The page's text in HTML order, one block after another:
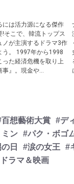
には活力源になる傑作
!そこで、韓流トップス
ノが主演するドラマ3作
う。 1997年から1998
った経済危機を取り上
事』。現金や...
百想藝術大賞 #デ
ン #パク・ボゴ
日 #涙の女王 #
ラマ＆映画